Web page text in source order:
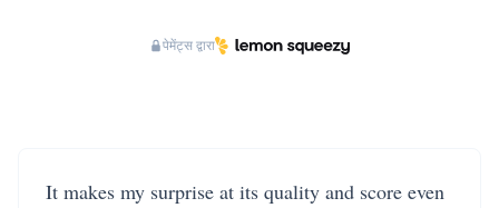
पेमेंट्स द्वारा
It makes my surprise at its quality and score even